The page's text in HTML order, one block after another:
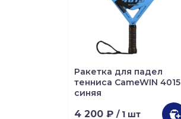
Ракетка для падел
тенниса CameWIN 4015
синяя
4 200 ₽ / 1 шт